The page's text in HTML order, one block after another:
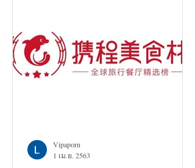
Vipaporn
1 เม.ย. 2563